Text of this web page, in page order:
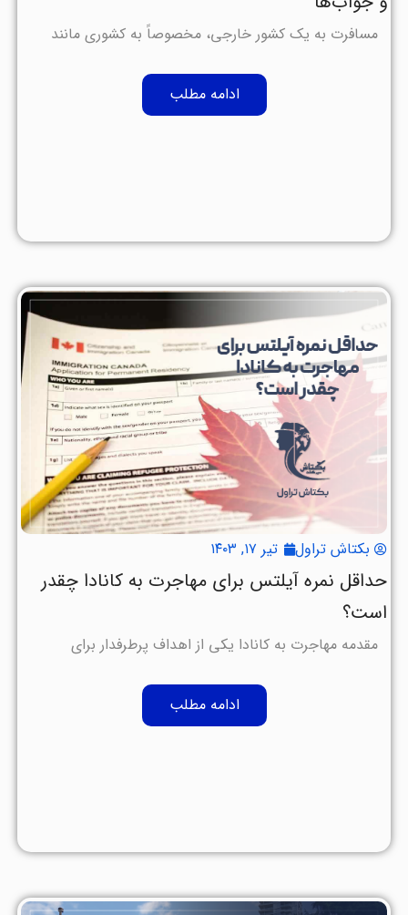
مسافرت به یک کشور خارجی، مخصوصاً به کشوری مانند
ادامه مطلب
بکتاش تراول تیر ۱۷, ۱۴۰۳
حداقل نمره آیلتس برای مهاجرت به کانادا چقدر
است؟
مقدمه مهاجرت به کانادا یکی از اهداف پرطرفدار برای
ادامه مطلب